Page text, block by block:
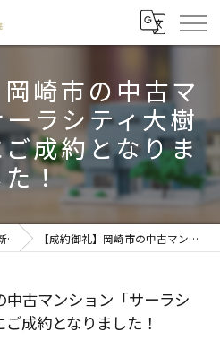
岡崎市の中古マ
ラシティ大樹
成約となりま
た！
報 【成約御礼】岡崎市の中古マンション「サーラシティ大樹寺」が無事にご成約となりました！
中古マンション「サーラシ
成約となりました！